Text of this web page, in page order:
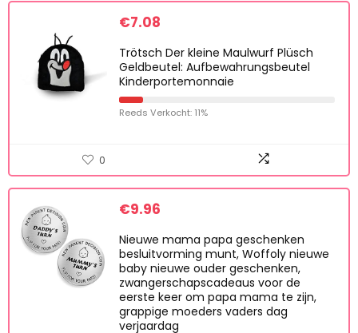
€7.08
Trötsch Der kleine Maulwurf Plüsch
Geldbeutel: Aufbewahrungsbeutel
Kinderportemonnaie
Reeds Verkocht: 11%
0
€9.96
Nieuwe mama papa geschenken
besluitvorming munt, Woffoly nieuwe
baby nieuwe ouder geschenken,
zwangerschapscadeaus voor de
eerste keer om papa mama te zijn,
grappige moeders vaders dag
verjaardag